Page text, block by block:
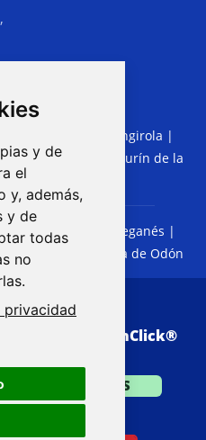
y de
el
y, además,
y de
todas
no
privacidad
Fuengirola |
| Cártama
Alhaurín de la
|
|Fuenlabrada Leganés |
Villaviciosa de Odón
por VisionClick®
PRESUPUESTOS